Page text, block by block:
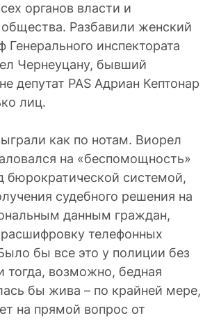
органов власти и
Разбавили женский
Генерального инспектората
Чернеуцану, бывший
депутат PAS Адриан Кептонар
лиц.
как по нотам. Виорел
на «беспомощность»
бюрократической системой,
судебного решения на
данным граждан,
телефонных
бы все это у полиции без
тогда, возможно, бедная
бы жива – по крайней мере,
на прямой вопрос от